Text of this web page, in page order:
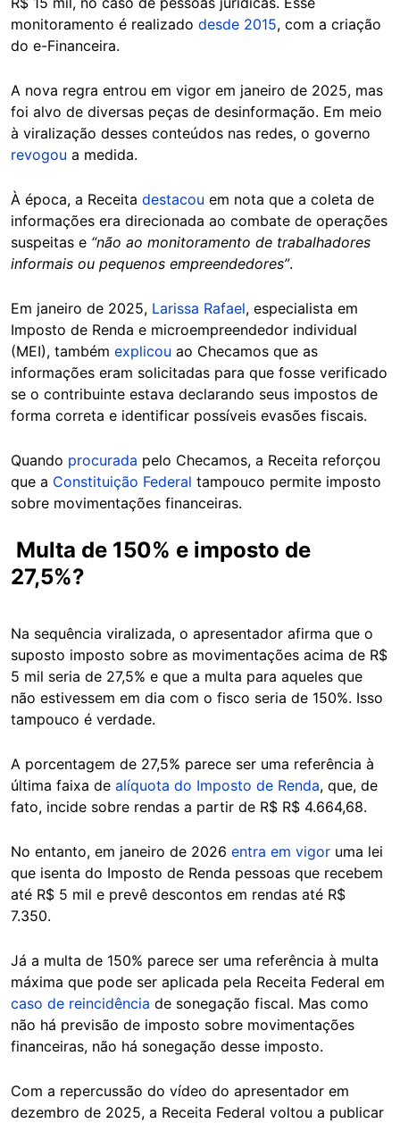
monitoramento é realizado desde 2015, com a criação
do e-Financeira.
A nova regra entrou em vigor em janeiro de 2025, mas
foi alvo de diversas peças de desinformação. Em meio
à viralização desses conteúdos nas redes, o governo
revogou a medida.
À época, a Receita destacou em nota que a coleta de
informações era direcionada ao combate de operações
suspeitas e “não ao monitoramento de trabalhadores
informais ou pequenos empreendedores”.
Em janeiro de 2025, Larissa Rafael, especialista em
Imposto de Renda e microempreendedor individual
(MEI), também explicou ao Checamos que as
informações eram solicitadas para que fosse verificado
se o contribuinte estava declarando seus impostos de
forma correta e identificar possíveis evasões fiscais.
Quando procurada pelo Checamos, a Receita reforçou
que a Constituição Federal tampouco permite imposto
sobre movimentações financeiras.
Multa de 150% e imposto de
27,5%?
Na sequência viralizada, o apresentador afirma que o
suposto imposto sobre as movimentações acima de R$
5 mil seria de 27,5% e que a multa para aqueles que
não estivessem em dia com o fisco seria de 150%. Isso
tampouco é verdade.
A porcentagem de 27,5% parece ser uma referência à
última faixa de alíquota do Imposto de Renda, que, de
fato, incide sobre rendas a partir de R$ R$ 4.664,68.
No entanto, em janeiro de 2026 entra em vigor uma lei
que isenta do Imposto de Renda pessoas que recebem
até R$ 5 mil e prevê descontos em rendas até R$
7.350.
Já a multa de 150% parece ser uma referência à multa
máxima que pode ser aplicada pela Receita Federal em
caso de reincidência de sonegação fiscal. Mas como
não há previsão de imposto sobre movimentações
financeiras, não há sonegação desse imposto.
Com a repercussão do vídeo do apresentador em
dezembro de 2025, a Receita Federal voltou a publicar